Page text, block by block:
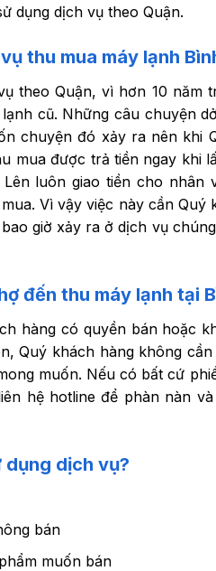
dụng dịch vụ theo Quận.
thu mua máy lạnh
theo Quận, vì hơn 10
cũ. Những câu chuyện
chuyện đó xảy ra nên khi
mua được trả tiền ngay khi
luôn giao tiền cho nhân
Vì vậy việc này cần
giờ xảy ra ở dịch vụ
đến thu máy lạnh tại
hàng có quyền bán hoặc
Quý khách hàng không
muốn. Nếu có bất cứ
hệ hotline để phàn nàn
dụng dịch vụ?
bán
muốn bán